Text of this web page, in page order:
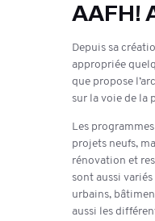
AAFH!
Depuis sa
appropriée
que propose
sur la voie de
Les
projets neufs,
rénovation et
sont aussi
urbains,
aussi les